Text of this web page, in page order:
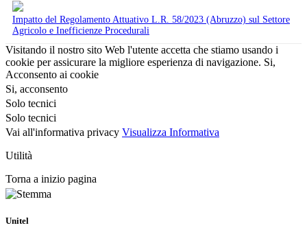
Impatto del Regolamento Attuativo L.R. 58/2023 (Abruzzo) sul Settore
Agricolo e Inefficienze Procedurali
Visitando il nostro sito Web l'utente accetta che stiamo usando i
cookie per assicurare la migliore esperienza di navigazione. Si,
Acconsento ai cookie
Si, acconsento
Solo tecnici
Solo tecnici
Vai all'informativa privacy Visualizza Informativa
Utilità
Torna a inizio pagina
Unitel